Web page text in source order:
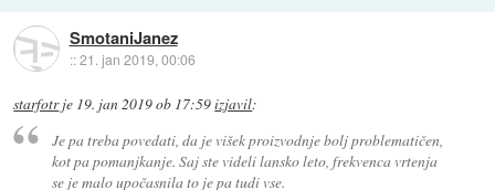
SmotaniJanez
::21. jan 2019, 00:06
starfotrje 19. jan 2019 ob 17:59izjavil:
Je pa treba povedati, da je višek proizvodnje bolj problematičen,
kot pa pomanjkanje. Saj ste videli lansko leto, frekvenca vrtenja
se je malo upočasnila to je pa tudi vse.